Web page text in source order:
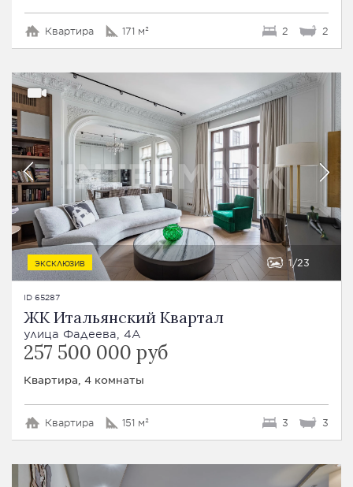
Квартира 171 м² 2 2
ЭКСКЛЮЗИВ 1 23
ID 65287
ЖК Итальянский Квартал
улица Фадеева, 4А
257 500 000 руб
Квартира, 4 комнаты
Квартира 151 м² 3 3